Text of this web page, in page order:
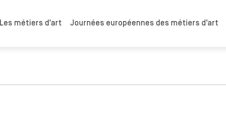
Les métiers d'art Journées européennes des métiers d'art